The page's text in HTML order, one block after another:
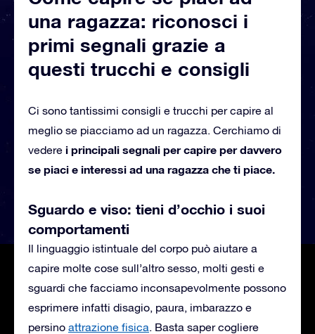
una ragazza: riconosci i
primi segnali grazie a
questi trucchi e consigli
Ci sono tantissimi consigli e trucchi per capire al
meglio se piacciamo ad un ragazza. Cerchiamo di
vedere i principali segnali per capire per davvero
se piaci e interessi ad una ragazza che ti piace.
Sguardo e viso: tieni d’occhio i suoi
comportamenti
Il linguaggio istintuale del corpo può aiutare a
capire molte cose sull’altro sesso, molti gesti e
sguardi che facciamo inconsapevolmente possono
esprimere infatti disagio, paura, imbarazzo e
persino attrazione fisica. Basta saper cogliere